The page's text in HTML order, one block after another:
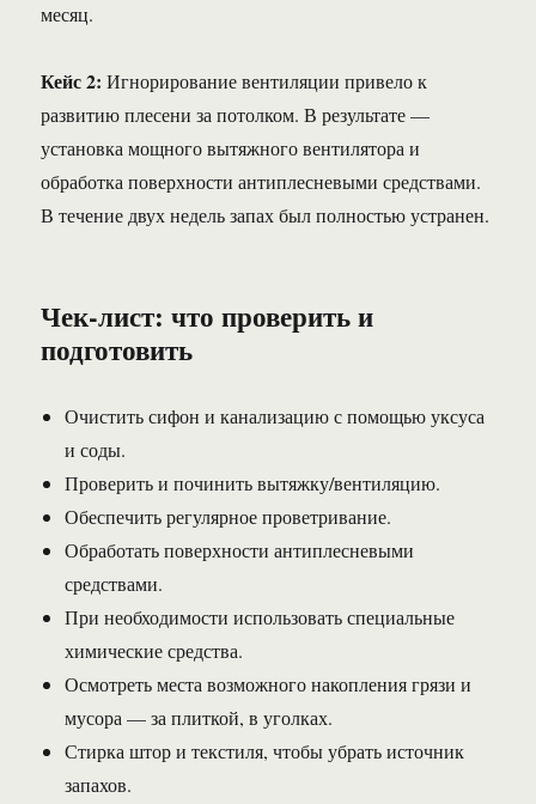
месяц.
Кейс 2: Игнорирование вентиляции привело к
развитию плесени за потолком. В результате —
установка мощного вытяжного вентилятора и
обработка поверхности антиплесневыми средствами.
В течение двух недель запах был полностью устранен.
Чек-лист: что проверить и
подготовить
Очистить сифон и канализацию с помощью уксуса
и соды.
Проверить и починить вытяжку/вентиляцию.
Обеспечить регулярное проветривание.
Обработать поверхности антиплесневыми
средствами.
При необходимости использовать специальные
химические средства.
Осмотреть места возможного накопления грязи и
мусора — за плиткой, в уголках.
Стирка штор и текстиля, чтобы убрать источник
запахов.